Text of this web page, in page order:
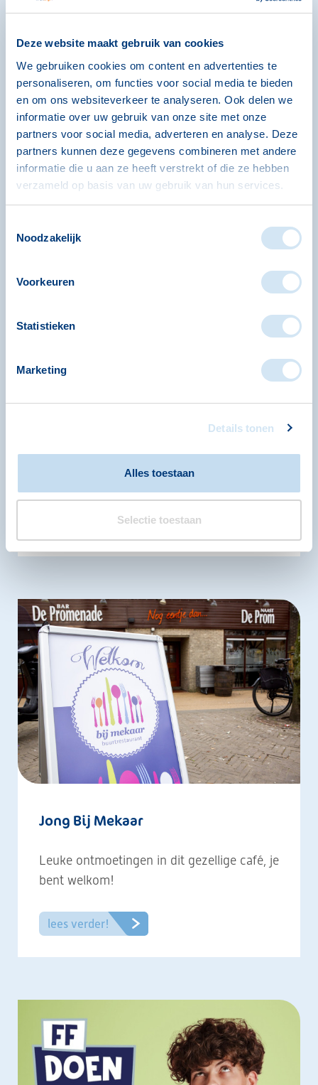
Deze website maakt gebruik van cookies
We gebruiken cookies om content en advertenties te
personaliseren, om functies voor social media te bieden
en om ons websiteverkeer te analyseren. Ook delen we
informatie over uw gebruik van onze site met onze
partners voor social media, adverteren en analyse. Deze
partners kunnen deze gegevens combineren met andere
informatie die u aan ze heeft verstrekt of die ze hebben
verzameld op basis van uw gebruik van hun services.
Noodzakelijk
Voorkeuren
Statistieken
Marketing
Details tonen
Alles toestaan
Selectie toestaan
wijkcentra en kijken samen hoe we jullie
plannen werkelijkheid kunnen maken.
lees verder!
Future Creators
Jong Bij Mekaar
Leuke ontmoetingen in dit gezellige café, je
bent welkom!
lees verder!